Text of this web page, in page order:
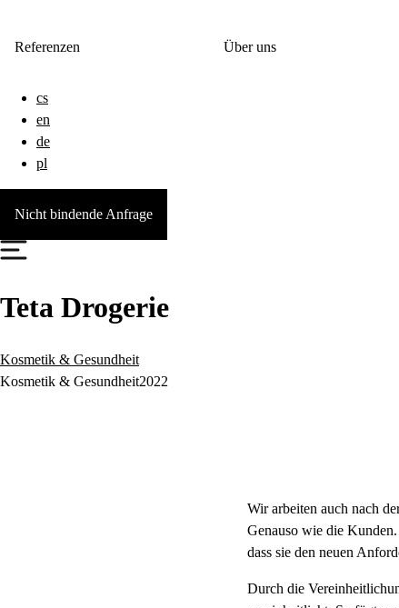
Referenzen Über uns
cs
en
de
pl
Nicht bindende Anfrage
Teta Drogerie
Kosmetik & Gesundheit
Kosmetik & Gesundheit2022
Wir arbeiten auch nach
Genauso wie die
dass sie den neuen
Durch die